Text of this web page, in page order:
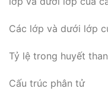
Các lớp và dưới lớp
Tỷ lệ trong huyết
Cấu trúc phân tử